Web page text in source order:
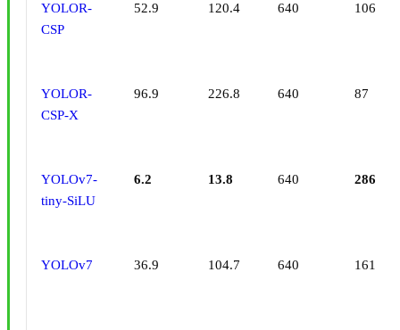
YOLOR-
CSP
52.9 120.4 640 106
YOLOR-
CSP-X
96.9 226.8 640 87
YOLOv7-
tiny-SiLU
6.2 13.8 640 286
YOLOv7 36.9 104.7 640 161